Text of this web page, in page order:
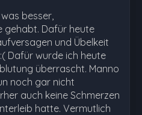
besser,
gehabt. Dafür heute
und Übelkeit
Dafür wurde ich heute
überrascht. Manno
noch gar nicht
auch keine Schmerzen
hatte. Vermutlich